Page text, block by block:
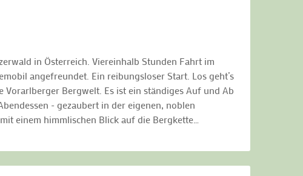
in Österreich. Viereinhalb Stunden Fahrt im
angefreundet. Ein reibungsloser Start. Los geht’s
Bergwelt. Es ist ein ständiges Auf und Ab
- gezaubert in der eigenen, noblen
einem himmlischen Blick auf die Bergkette…